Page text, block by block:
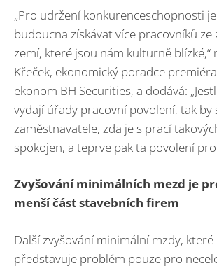
„Pro udržení konkurenceschopnosti
budoucna získávat více pracovníků ze
zemí, které jsou nám kulturně blízké,“
Křeček, ekonomický poradce
ekonom BH Securities, a dodává:
vydají úřady pracovní povolení, tak by
zaměstnavatele, zda je s prací
spokojen, a teprve pak ta povolení
Zvyšování minimálních mezd je
menší část stavebních firem
Další zvyšování minimální mzdy,
představuje problém pouze pro